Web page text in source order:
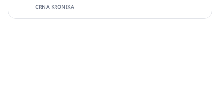
CRNA KRONIKA